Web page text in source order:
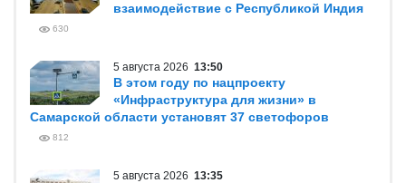
взаимодействие с Республикой Индия
630
5 августа 2026 13:50
В этом году по нацпроекту
«Инфраструктура для жизни» в
Самарской области установят 37 светофоров
812
5 августа 2026 13:35